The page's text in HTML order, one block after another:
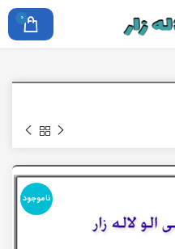
0
ناموجود